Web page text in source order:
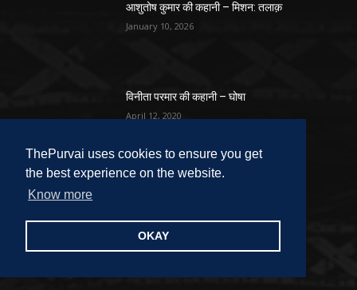
ThePurvai uses cookies to ensure you get
the best experience on the website.
Know more
OKAY
आशुतोष कुमार की कहानी – मिशन: तलाक़
January 10, 2026
विनीता परमार की कहानी – घोषा
April 12, 2020
फ़ीचर
गुडविन मसीह संस्मरण-वह लड़की याद आती है
July 25, 2026